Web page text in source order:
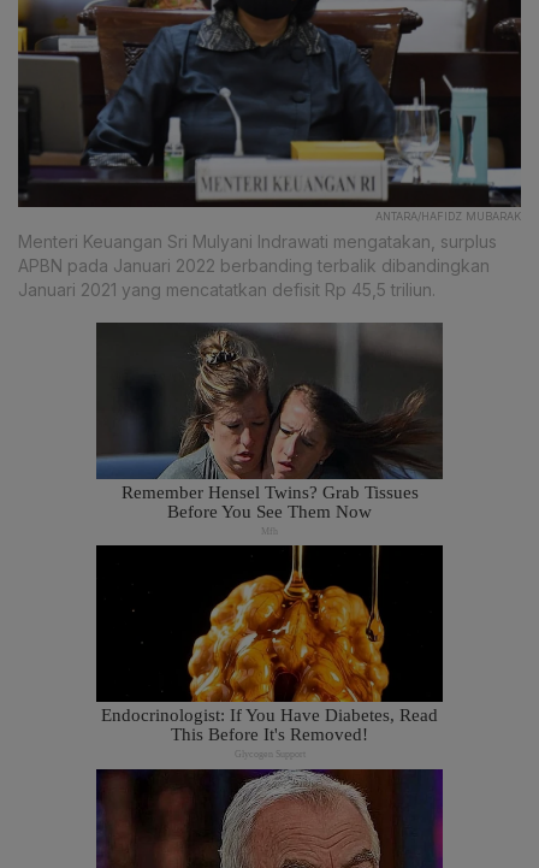
ANTARA/HAFIDZ MUBARAK
Menteri Keuangan Sri Mulyani Indrawati mengatakan, surplus
APBN pada Januari 2022 berbanding terbalik dibandingkan
Januari 2021 yang mencatatkan defisit Rp 45,5 triliun.